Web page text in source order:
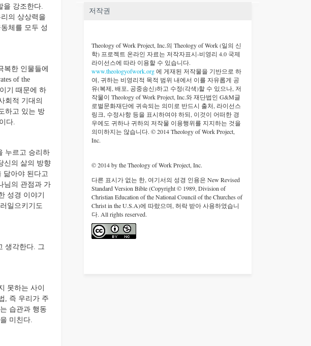
저작권
Theology of Work Project, Inc.의 Theology of Work (일의 신
학) 프로젝트 온라인 자료는 저작자표시-비영리 4.0 국제
라이선스에 따라 이용할 수 있습니다.
www.theologyofwork.org에 게재된 저작물을 기반으로 하
여, 귀하는 비영리적 목적 범위 내에서 이를 자유롭게 공
유(복제, 배포, 공중송신)하고 수정(각색)할 수 있으나, 저
작물이 Theology of Work Project, Inc.와 재단법인 G&M글
로벌문화재단에 귀속되는 의미로 반드시 출처, 라이선스
링크, 수정사항 등을 표시하여야 하되, 이것이 어떠한 경
우에도 귀하나 귀하의 저작물 이용행위를 지지하는 것을
의미하지는 않습니다. © 2014 Theology of Work Project,
Inc.
© 2014 by the Theology of Work Project, Inc.
다른 표시가 없는 한, 여기서의 성경 인용은 New Revised
Standard Version Bible (Copyright © 1989, Division of
Christian Education of the National Council of the Churches of
Christ in the U.S.A)에 따랐으며, 허락 받아 사용하였습니
다. All rights reserved.
을 강조한다.
의 상상력을
체를 모두 성
한 인물들에
of the
기 때문에 하
회적 기대의
하고 있는 방
다.
누르고 승리하
신의 삶의 방향
닮아야 된다고
님의 관점과 가
성경 이야기
일으키기도
생각한다. 그
못하는 사이
, 즉 우리가 주
습관과 행동
미친다.